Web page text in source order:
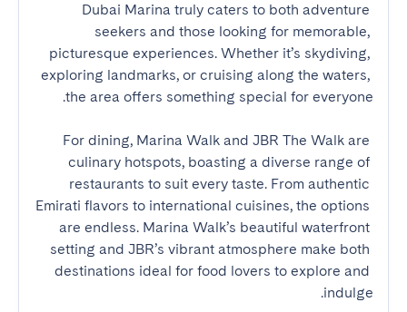
Dubai Marina truly caters to both adventure
seekers and those looking for memorable,
picturesque experiences. Whether it’s skydiving,
exploring landmarks, or cruising along the waters,
For dining, Marina Walk and JBR The Walk are
culinary hotspots, boasting a diverse range of
restaurants to suit every taste. From authentic
Emirati flavors to international cuisines, the options
are endless. Marina Walk’s beautiful waterfront
setting and JBR’s vibrant atmosphere make both
destinations ideal for food lovers to explore and
indulge.